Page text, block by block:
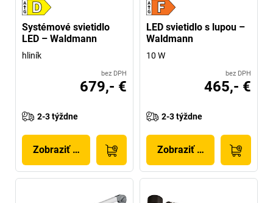
Systémové svietidlo
LED – Waldmann
hliník
bez DPH
679,- €
2-3 týždne
Zobraziť produkt
LED svietidlo s lupou –
Waldmann
10 W
bez DPH
465,- €
2-3 týždne
Zobraziť produkt